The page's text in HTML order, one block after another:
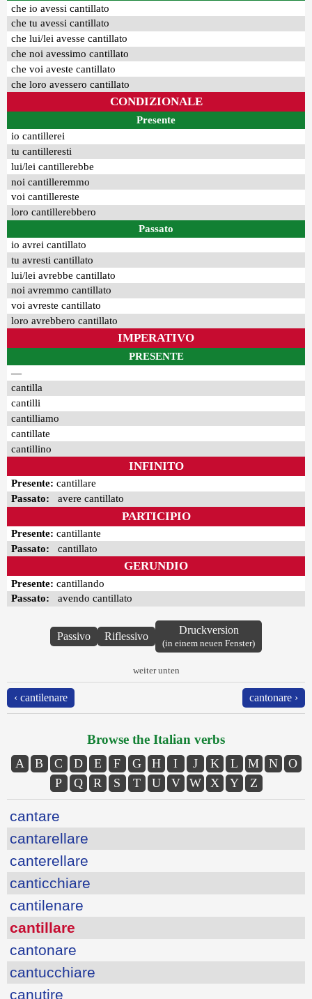
che io avessi cantillato
che tu avessi cantillato
che lui/lei avesse cantillato
che noi avessimo cantillato
che voi aveste cantillato
che loro avessero cantillato
CONDIZIONALE
Presente
io cantillerei
tu cantilleresti
lui/lei cantillerebbe
noi cantilleremmo
voi cantillereste
loro cantillerebbero
Passato
io avrei cantillato
tu avresti cantillato
lui/lei avrebbe cantillato
noi avremmo cantillato
voi avreste cantillato
loro avrebbero cantillato
IMPERATIVO
PRESENTE
—
cantilla
cantilli
cantilliamo
cantillate
cantillino
INFINITO
Presente: cantillare
Passato: avere cantillato
PARTICIPIO
Presente: cantillante
Passato: cantillato
GERUNDIO
Presente: cantillando
Passato: avendo cantillato
Passivo Riflessivo
Druckversion
(in einem neuen Fenster)
weiter unten
‹ cantilenare cantonare ›
Browse the Italian verbs
A B C D E F G H I J K L M N
O
P
Q R S T U V W X Y Z
cantare
cantarellare
canterellare
canticchiare
cantilenare
cantillare
cantonare
cantucchiare
canutire